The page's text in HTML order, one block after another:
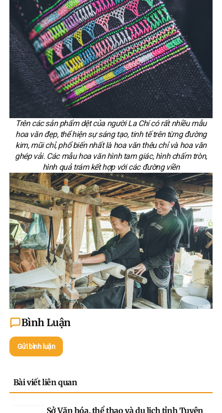
Trên các sản phẩm dệt của người La Chí có rất nhiều mẫu
hoa văn đẹp, thể hiện sự sáng tạo, tinh tế trên từng đường
kim, mũi chỉ, phổ biến nhất là hoa văn thêu chỉ và hoa văn
ghép vải. Các mẫu hoa văn hình tam giác, hình chấm tròn,
hình quả trám kết hợp với các đường viền
Bình Luận
Gửi bình luận
Bài viết liên quan
Sở Văn hóa, thể thao và du lịch tỉnh Tuyên